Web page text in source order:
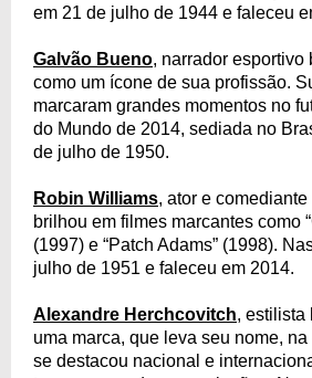
em 21 de julho de 1944 e faleceu
Galvão Bueno, narrador esportivo
como um ícone de sua profissão.
marcaram grandes momentos no
do Mundo de 2014, sediada no
de julho de 1950.
Robin Williams, ator e
brilhou em filmes marcantes como
(1997) e “Patch Adams” (1998).
julho de 1951 e faleceu em 2014.
Alexandre Herchcovitch, estilista
uma marca, que leva seu nome,
se destacou nacional e